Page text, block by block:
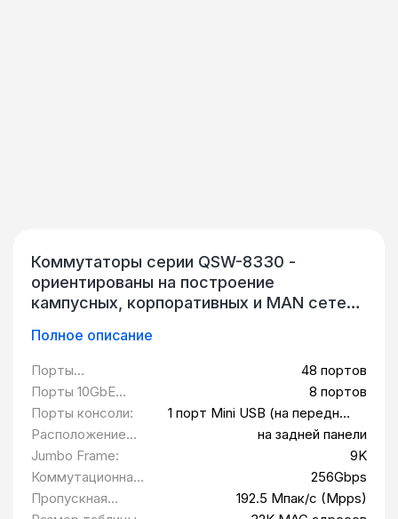
Коммутаторы серии QSW-8330 -
ориентированы на построение
кампусных, корпоративных и MAN сетей.
таких как IPv6, MPLS, VPN, имеют
расширенные возможности управления и
обладают большим спектром функций
безопасности для обеспечения высокой
производительности и
масштабируемости. Коммутаторы
идеально подходят для высокоплотных
уровней агрегирования и уровня ядра,
благодаря своей высокой
Полное описание
Порты
10/100/1000BASE-
T:
48 портов
Порты 10GbE
SFP+:
8 портов
Порты консоли:
1 порт Mini USB (на передней
панели)
Расположение
разъемов
питания:
на задней панели
Jumbo Frame:
9K
Коммутационная
матрица:
256Gbps
Пропускная
способность:
192.5 Мпак/с (Mpps)